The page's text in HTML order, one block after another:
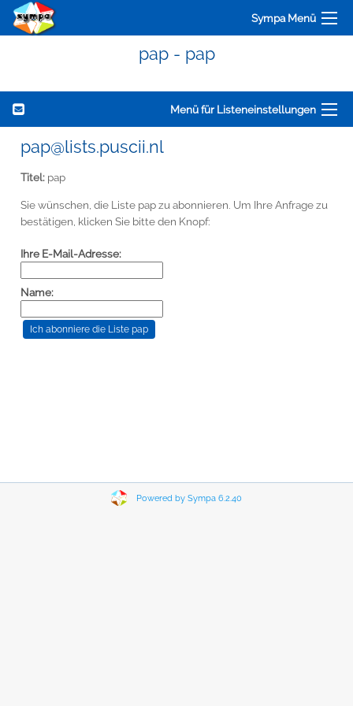
Sympa Menü
pap - pap
Menü für Listeneinstellungen
pap@lists.puscii.nl
Titel: pap
Sie wünschen, die Liste pap zu abonnieren. Um Ihre Anfrage zu
bestätigen, klicken Sie bitte den Knopf:
Ihre E-Mail-Adresse:
Name:
Powered by Sympa 6.2.40